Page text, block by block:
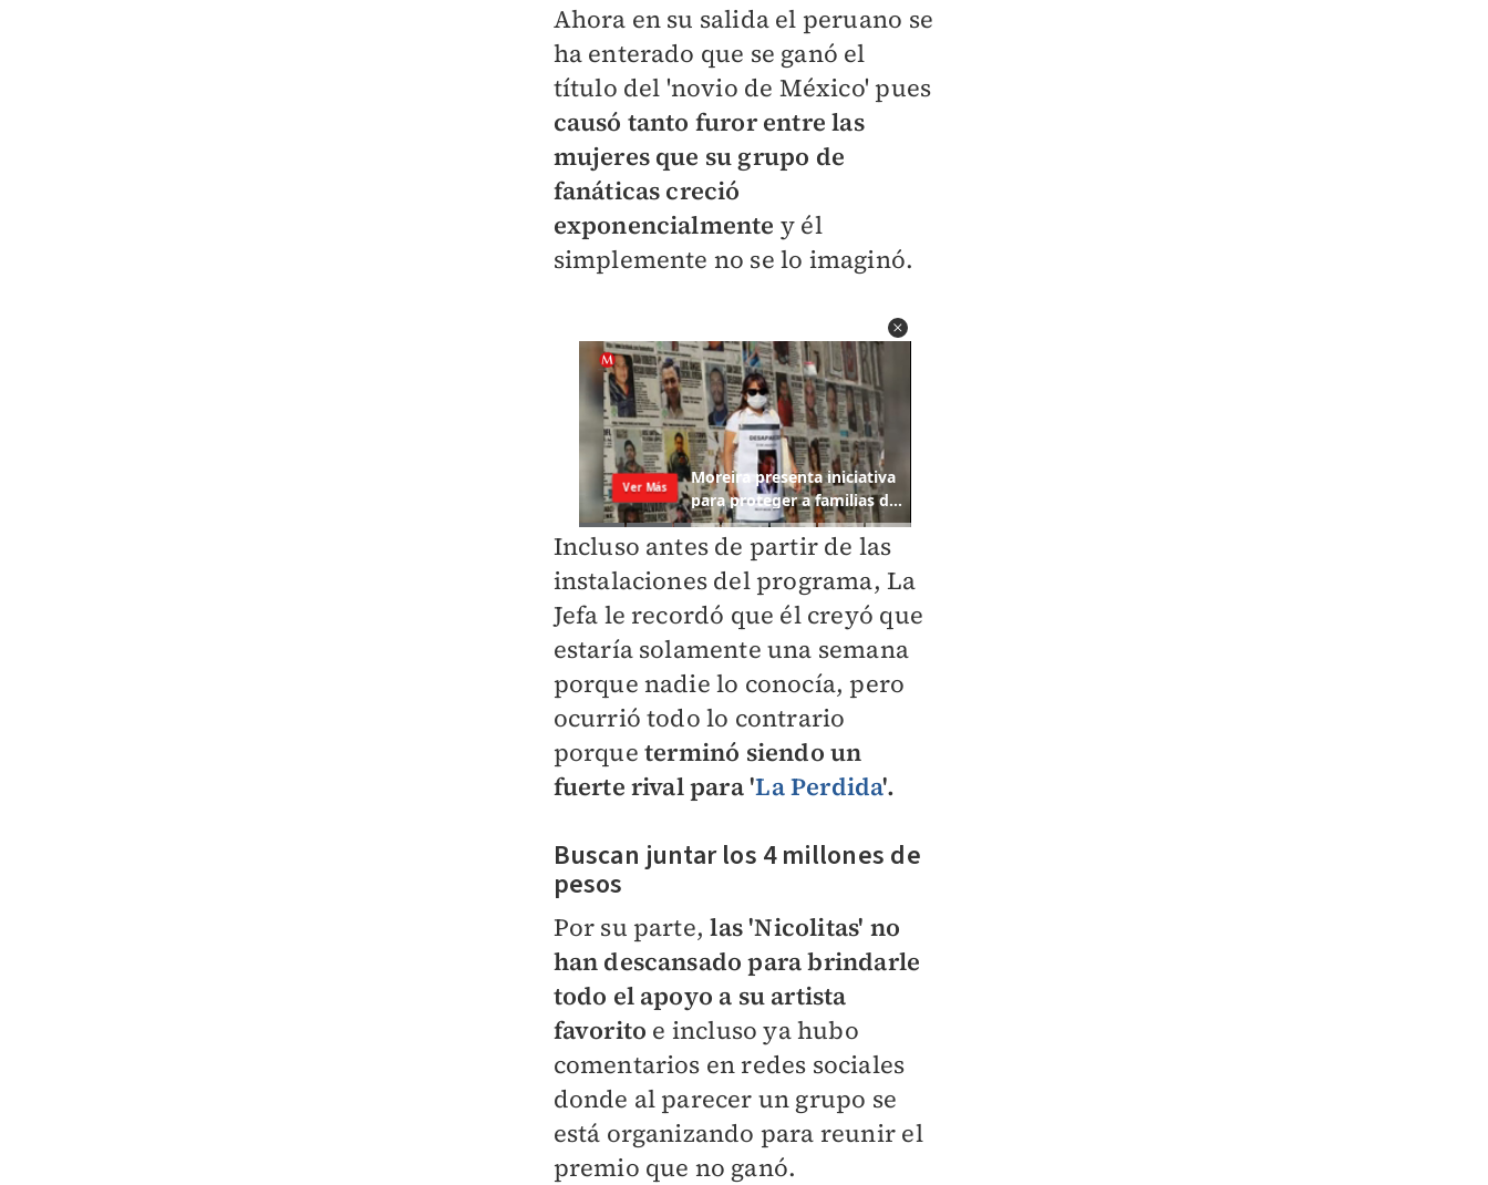
Ahora en su salida el peruano se
ha enterado que se ganó el
título del 'novio de México' pues
causó tanto furor entre las
mujeres que su grupo de
fanáticas creció
exponencialmente y él
simplemente no se lo imaginó.
Incluso antes de partir de las
instalaciones del programa, La
Jefa le recordó que él creyó que
estaría solamente una semana
porque nadie lo conocía, pero
ocurrió todo lo contrario
porque terminó siendo un
fuerte rival para 'La Perdida'.
Buscan juntar los 4 millones de
pesos
Por su parte,las 'Nicolitas' no
han descansado para brindarle
todo el apoyo a su artista
favorito e incluso ya hubo
comentarios en redes sociales
donde al parecer un grupo se
está organizando para reunir el
premio que no ganó.